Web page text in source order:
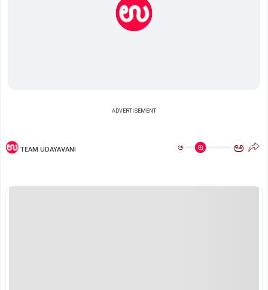
ADVERTISEMENT
TEAM UDAYAVANI ಅ ಅ